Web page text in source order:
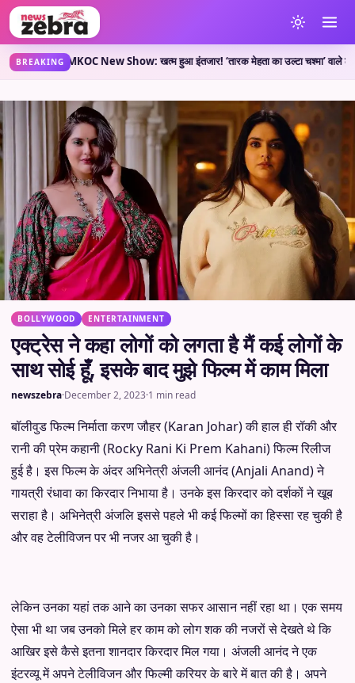
BREAKING
है?•TMKOC New Show: खत्म हुआ इंतजार! ‘तारक मेहता का उल्टा चश्मा’ वाले लेकर
BOLLYWOOD ENTERTAINMENT
एक्ट्रेस ने कहा लोगों को लगता है मैं कई लोगों के
साथ सोई हूँ, इसके बाद मुझे फिल्म में काम मिला
newszebra·December 2, 2023·1 min read
बॉलीवुड फिल्म निर्माता करण जौहर (Karan Johar) की हाल ही रॉकी और
रानी की प्रेम कहानी (Rocky Rani Ki Prem Kahani) फिल्म रिलीज
हुई है। इस फिल्म के अंदर अभिनेत्री अंजली आनंद (Anjali Anand) ने
गायत्री रंधावा का किरदार निभाया है। उनके इस किरदार को दर्शकों ने खूब
सराहा है। अभिनेत्री अंजलि इससे पहले भी कई फिल्मों का हिस्सा रह चुकी है
और वह टेलीविजन पर भी नजर आ चुकी है।
लेकिन उनका यहां तक आने का उनका सफर आसान नहीं रहा था। एक समय
ऐसा भी था जब उनको मिले हर काम को लोग शक की नजरों से देखते थे कि
आखिर इसे कैसे इतना शानदार किरदार मिल गया। अंजली आनंद ने एक
इंटरव्यू में अपने टेलीविजन और फिल्मी करियर के बारे में बात की है। अपने